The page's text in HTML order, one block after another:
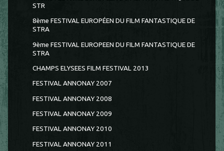
STR
8ème FESTIVAL EUROPÉEN DU FILM FANTASTIQUE DE
STRA
9ème FESTIVAL EUROPEEN DU FILM FANTASTIQUE DE
STRA
CHAMPS ELYSEES FILM FESTIVAL 2013
FESTIVAL ANNONAY 2007
FESTIVAL ANNONAY 2008
FESTIVAL ANNONAY 2009
FESTIVAL ANNONAY 2010
FESTIVAL ANNONAY 2011